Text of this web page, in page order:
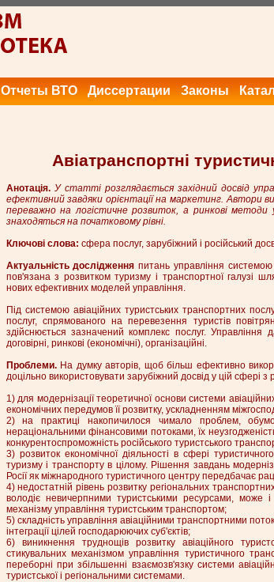
Отчеты ВТО Диссертации Законы
Авіатранспортні
Анотація. У статті розглядається західний досвід
ефективний завдяки орієнтації на маркетинг. Автори
переважно на логістичне розвиток, а ринкові методи
знаходяться на початковому рівні.
Ключові слова: сфера послуг, зарубіжний і російський
Актуальність дослідження питань управління системою
пов'язана з розвитком туризму і транспортної галузі
нових ефективних моделей управління.
Під системою авіаційних туристських транспортних
послуг, спрямованого на перевезення туристів
здійснюється зазначений комплекс послуг.
договірні, ринкові (економічні), організаційні.
Проблеми.На думку авторів, щоб більш ефективно
доцільно використовувати зарубіжний досвід у цій сфері з
1) для модернізації теоретичної основи системи
економічних передумов її розвитку, ускладненням
2) на практиці накопичилося чимало проблем,
нераціональними фінансовими потоками, їх
конкурентоспроможність російського туристського
3) розвиток економічної діяльності в сфері
туризму і транспорту в цілому. Рішення завдань
Росії як міжнародного туристичного центру передбачає
4) недостатній рівень розвитку регіональних
володіє невичерпними туристськими ресурсами, може
механізму управління туристським транспортом;
5) складність управління авіаційними транспортними
інтеграції цілей господарюючих суб'єктів;
6) виникнення труднощів розвитку авіаційного
стикувальних механізмом управління туристичного
переборні при збільшенні взаємозв'язку системи
туристської і регіональними системами.